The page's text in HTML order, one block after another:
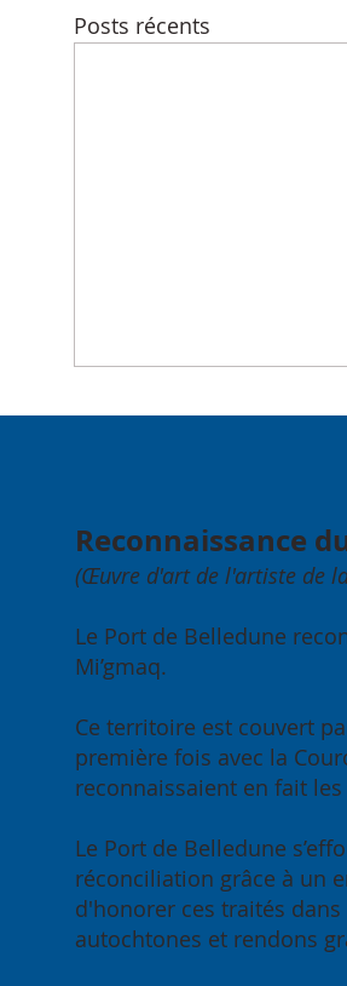
Posts récents
obtient la
Green Marine » pour
2026
Reconnaissance
(Œuvre d'art de l'artiste de
Le Port de Belledune
Mi’gmaq.
Ce territoire est couvert
première fois avec la
reconnaissaient en fait
Le Port de Belledune
réconciliation grâce à un
d'honorer ces traités
autochtones et rendons